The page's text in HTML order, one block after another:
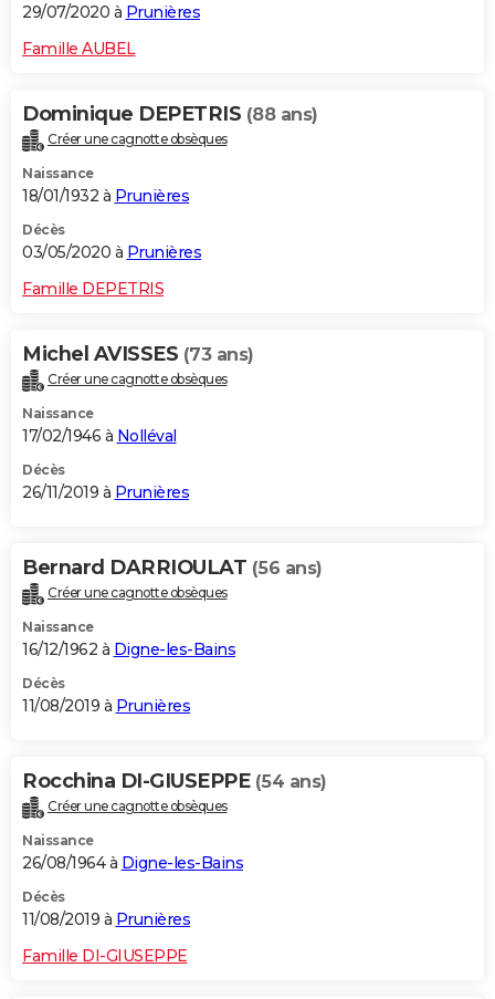
29/07/2020 à Prunières
Famille AUBEL
Dominique DEPETRIS (88 ans)
Créer une cagnotte obsèques
Naissance
18/01/1932 à Prunières
Décès
03/05/2020 à Prunières
Famille DEPETRIS
Michel AVISSES (73 ans)
Créer une cagnotte obsèques
Naissance
17/02/1946 à Nolléval
Décès
26/11/2019 à Prunières
Bernard DARRIOULAT (56 ans)
Créer une cagnotte obsèques
Naissance
16/12/1962 à Digne-les-Bains
Décès
11/08/2019 à Prunières
Rocchina DI-GIUSEPPE (54 ans)
Créer une cagnotte obsèques
Naissance
26/08/1964 à Digne-les-Bains
Décès
11/08/2019 à Prunières
Famille DI-GIUSEPPE